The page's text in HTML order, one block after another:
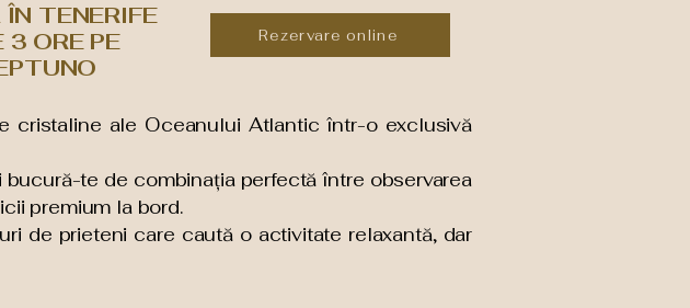
TENERIFE
PE
Rezervare online
cristaline ale Oceanului Atlantic într-o exclusivă
te de combinația perfectă între observarea
premium la bord.
de prieteni care caută o activitate relaxantă, dar